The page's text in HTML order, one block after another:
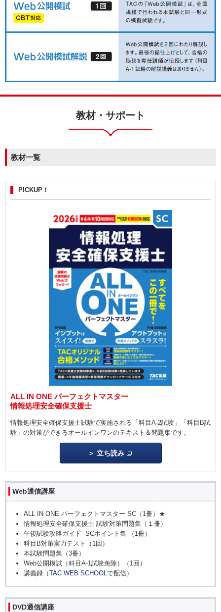
教材・サポート
教材一覧
PICKUP！
ALL IN ONE パーフェクトマスター
情報処理安全確保支援士
情報処理安全確保支援士試験で実施される「 科目A-2試験」「 科目B試
験」の対策ができるオールインワンのテキスト＆問題集です。
立ち読み
Web通信講座
ALL IN ONE パーフェクトマスター SC（1冊）★
情報処理安全確保支援士 試験対策問題集（１冊）
午後試験攻略ガイド -SCポイント集-（1冊）
科目B対策実力テスト（1回）
本試験問題集（3冊）
Web公開模試（科目A-1試験免除）（1回）
講義録（TAC WEB SCHOOLで配信）
DVD通信講座